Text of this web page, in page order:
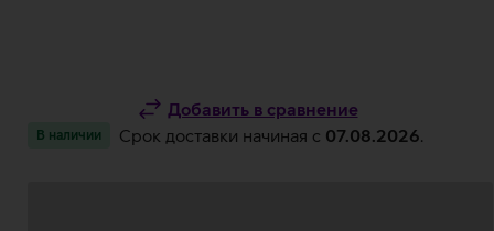
Добавить в сравнение
В наличии Срок доставки начиная c 07.08.2026